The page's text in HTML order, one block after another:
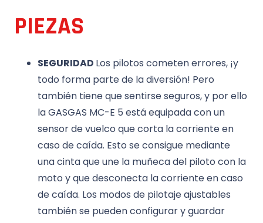
PIEZAS
SEGURIDAD Los pilotos cometen errores, ¡y
todo forma parte de la diversión! Pero
también tiene que sentirse seguros, y por ello
la GASGAS MC-E 5 está equipada con un
sensor de vuelco que corta la corriente en
caso de caída. Esto se consigue mediante
una cinta que une la muñeca del piloto con la
moto y que desconecta la corriente en caso
de caída. Los modos de pilotaje ajustables
también se pueden configurar y guardar